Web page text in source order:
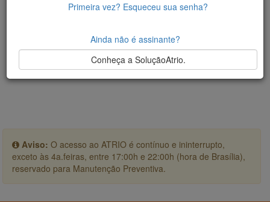
Aviso: O acesso ao ATRIO é contínuo e ininterrupto,
exceto às 4a.feiras, entre 17:00h e 22:00h (hora de Brasília),
reservado para Manutenção Preventiva.
Primeira vez? Esqueceu sua senha?
Ainda não é assinante?
Conheça a SoluçãoAtrio.